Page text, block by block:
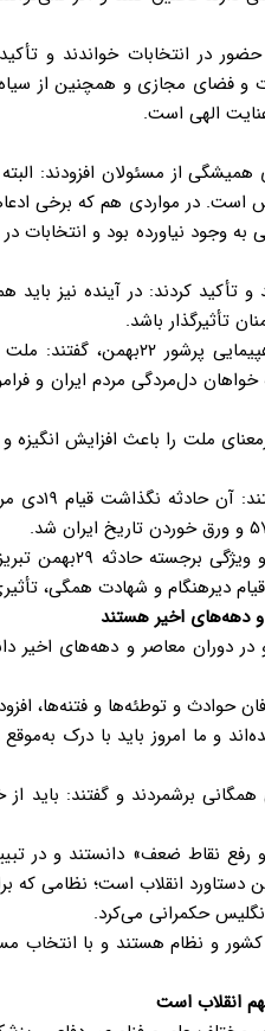
در انتخابات خواندند و
و فضای مجازی و همچنین از
الهی است.
از مسئولان افزودند:
است. در مواردی هم که برخی
وجود نیاورده بود و
و تأکید کردند: در آینده نیز
تأثیرگذار باشد.
حضرت آیت‌الله خامنه‌ای با تشکر صمیمانه از
ملت را باعث افزایش
رهبر انقلاب قیام
ایشان شناختِ به‌موقع وظیفه و
دیرهنگام و شهادت همگی،
دهه‌های اخیر هستند
دوران معاصر و دهه‌های اخیر
شدن انقلاب در عمر پربرکت ۴۵ساله خود در طوفان حوادث
و ما امروز باید با درک
برشمردند و گفتند: باید
نقاط ضعف» دانستند و در
دستاورد انقلاب است؛ نظامی که
حکمرانی می‌کرد.
و نظام هستند و با انتخاب
انقلاب است